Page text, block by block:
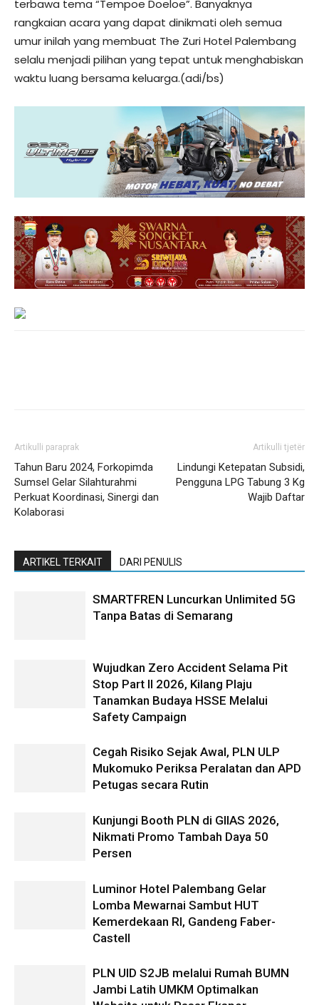
terbawa tema “Tempoe Doeloe”. Banyaknya
rangkaian acara yang dapat dinikmati oleh semua
umur inilah yang membuat The Zuri Hotel Palembang
selalu menjadi pilihan yang tepat untuk menghabiskan
waktu luang bersama keluarga.(adi/bs)
Artikulli paraprak
Tahun Baru 2024, Forkopimda
Sumsel Gelar Silahturahmi
Perkuat Koordinasi, Sinergi dan
Kolaborasi
Artikulli tjetër
Lindungi Ketepatan Subsidi,
Pengguna LPG Tabung 3 Kg
Wajib Daftar
ARTIKEL TERKAIT DARI PENULIS
SMARTFREN Luncurkan Unlimited 5G
Tanpa Batas di Semarang
Wujudkan Zero Accident Selama Pit
Stop Part II 2026, Kilang Plaju
Tanamkan Budaya HSSE Melalui
Safety Campaign
Cegah Risiko Sejak Awal, PLN ULP
Mukomuko Periksa Peralatan dan APD
Petugas secara Rutin
Kunjungi Booth PLN di GIIAS 2026,
Nikmati Promo Tambah Daya 50
Persen
Luminor Hotel Palembang Gelar
Lomba Mewarnai Sambut HUT
Kemerdekaan RI, Gandeng Faber-
Castell
PLN UID S2JB melalui Rumah BUMN
Jambi Latih UMKM Optimalkan